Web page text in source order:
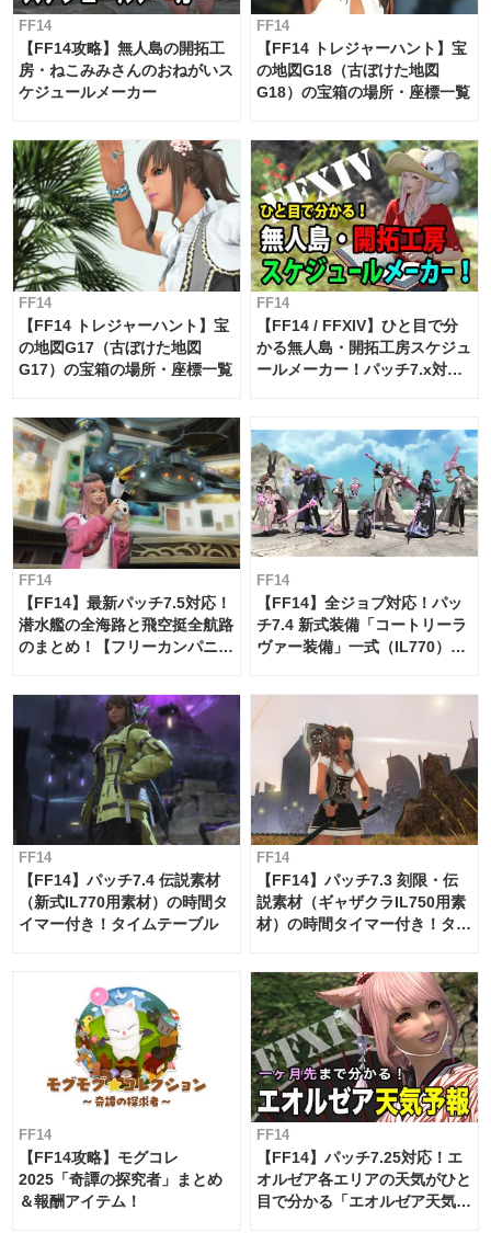
FF14
【FF14攻略】無人島の開拓工
房・ねこみみさんのおねがいス
ケジュールメーカー
FF14
【FF14 トレジャーハント】宝
の地図G18（古ぼけた地図
G18）の宝箱の場所・座標一覧
FF14
【FF14 トレジャーハント】宝
の地図G17（古ぼけた地図
G17）の宝箱の場所・座標一覧
FF14
【FF14 / FFXIV】ひと目で分
かる無人島・開拓工房スケジュ
ールメーカー！パッチ7.x対応
FF14
【FF14】最新パッチ7.5対応！
潜水艦の全海路と飛空挺全航路
のまとめ！【フリーカンパニ
FF14
【FF14】全ジョブ対応！パッ
チ7.4 新式装備「コートリーラ
ヴァー装備」一式（IL770）の
FF14
【FF14】パッチ7.4 伝説素材
（新式IL770用素材）の時間タ
イマー付き！タイムテーブル
FF14
【FF14】パッチ7.3 刻限・伝
説素材（ギャザクラIL750用素
材）の時間タイマー付き！タイ
FF14
【FF14攻略】モグコレ
2025「奇譚の探究者」まとめ
＆報酬アイテム！
FF14
【FF14】パッチ7.25対応！エ
オルゼア各エリアの天気がひと
目で分かる「エオルゼア天気予